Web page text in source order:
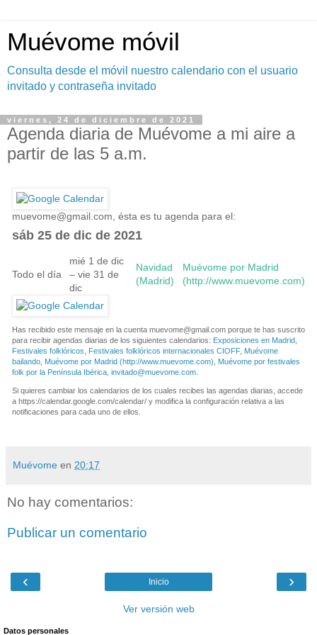
Muévome móvil
Consulta desde el móvil nuestro calendario con el usuario
invitado y contraseña invitado
viernes, 24 de diciembre de 2021
Agenda diaria de Muévome a mi aire a
partir de las 5 a.m.
muevome@gmail.com , ésta es tu agenda para el:
sáb 25 de dic de 2021
Todo el día
mié 1 de dic
– vie 31 de
dic
Navidad
(Madrid)
Muévome por Madrid
(http://www.muevome.com)
Has recibido este mensaje en la cuenta muevome@gmail.com porque te has suscrito
para recibir agendas diarias de los siguientes calendarios: Exposiciones en Madrid
Festivales folklóricos
Festivales folklóricos internacionales CIOFF, Muévome
bailando Muévome por Madrid (http://www.muevome.com)
Muévome por festivales
folk por la Península Ibérica invitado@muevome.com
Si quieres cambiar los calendarios de los cuales recibes las agendas diarias, accede
a https://calendar.google.com/calendar/ y modifica la configuración relativa a las
notificaciones para cada uno de ellos.
Muévome en 20:17
No hay comentarios:
Publicar un comentario
‹ ›
Inicio
Ver versión web
Datos personales